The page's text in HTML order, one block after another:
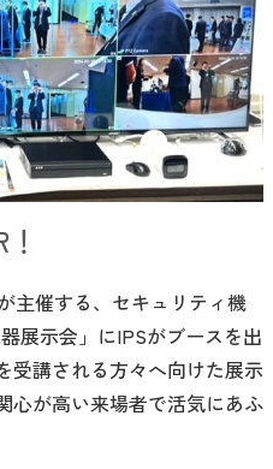
主催する、セキュリティ機
展示会」にIPSがブースを出
受講される方々へ向けた展示
心が高い来場者で活気にあふ